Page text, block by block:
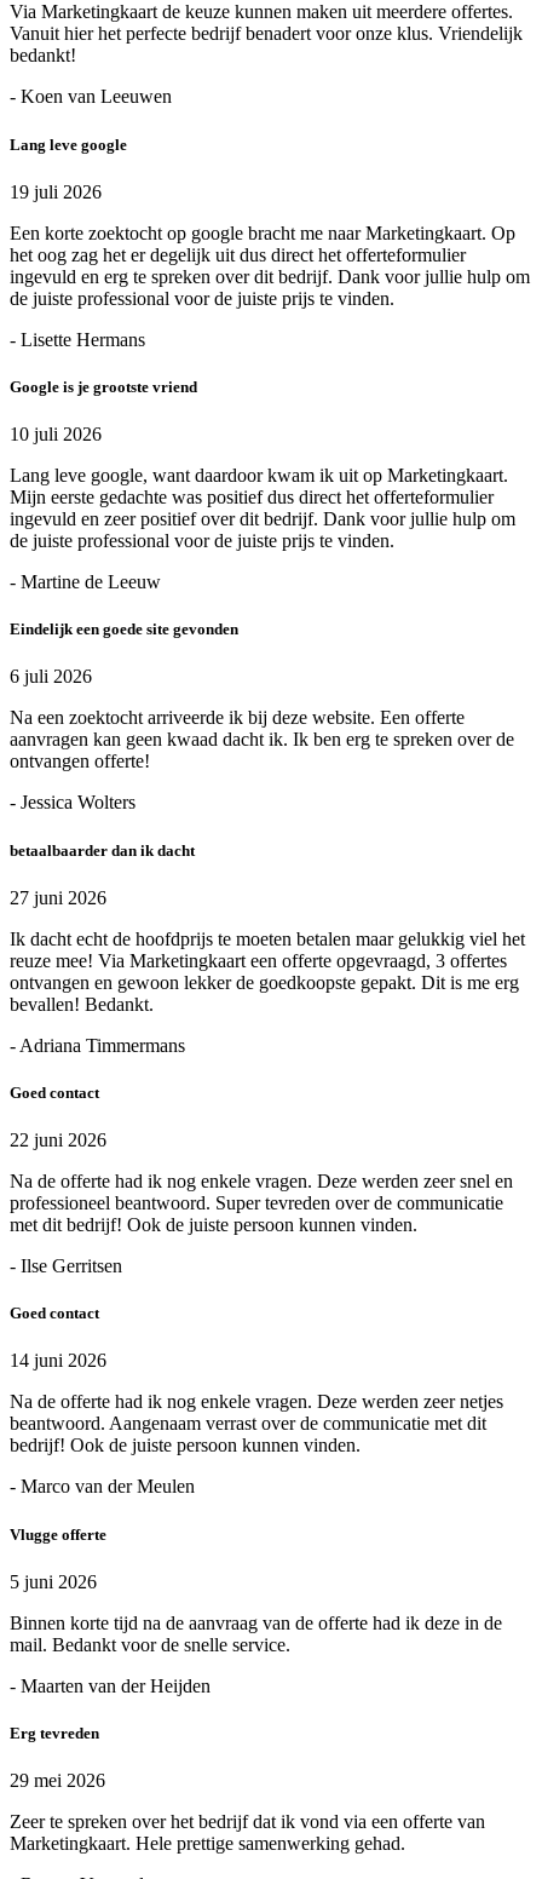
Via Marketingkaart de keuze kunnen maken uit meerdere offertes.
Vanuit hier het perfecte bedrijf benadert voor onze klus. Vriendelijk
bedankt!
- Koen van Leeuwen
Lang leve google
19 juli 2026
Een korte zoektocht op google bracht me naar Marketingkaart. Op
het oog zag het er degelijk uit dus direct het offerteformulier
ingevuld en erg te spreken over dit bedrijf. Dank voor jullie hulp om
de juiste professional voor de juiste prijs te vinden.
- Lisette Hermans
Google is je grootste vriend
10 juli 2026
Lang leve google, want daardoor kwam ik uit op Marketingkaart.
Mijn eerste gedachte was positief dus direct het offerteformulier
ingevuld en zeer positief over dit bedrijf. Dank voor jullie hulp om
de juiste professional voor de juiste prijs te vinden.
- Martine de Leeuw
Eindelijk een goede site gevonden
6 juli 2026
Na een zoektocht arriveerde ik bij deze website. Een offerte
aanvragen kan geen kwaad dacht ik. Ik ben erg te spreken over de
ontvangen offerte!
- Jessica Wolters
betaalbaarder dan ik dacht
27 juni 2026
Ik dacht echt de hoofdprijs te moeten betalen maar gelukkig viel het
reuze mee! Via Marketingkaart een offerte opgevraagd, 3 offertes
ontvangen en gewoon lekker de goedkoopste gepakt. Dit is me erg
bevallen! Bedankt.
- Adriana Timmermans
Goed contact
22 juni 2026
Na de offerte had ik nog enkele vragen. Deze werden zeer snel en
professioneel beantwoord. Super tevreden over de communicatie
met dit bedrijf! Ook de juiste persoon kunnen vinden.
- Ilse Gerritsen
Goed contact
14 juni 2026
Na de offerte had ik nog enkele vragen. Deze werden zeer netjes
beantwoord. Aangenaam verrast over de communicatie met dit
bedrijf! Ook de juiste persoon kunnen vinden.
- Marco van der Meulen
Vlugge offerte
5 juni 2026
Binnen korte tijd na de aanvraag van de offerte had ik deze in de
mail. Bedankt voor de snelle service.
- Maarten van der Heijden
Erg tevreden
29 mei 2026
Zeer te spreken over het bedrijf dat ik vond via een offerte van
Marketingkaart. Hele prettige samenwerking gehad.